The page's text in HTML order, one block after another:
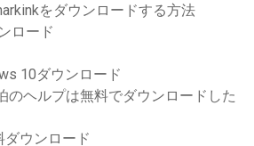
をダウンロードする方法
ロード
10ダウンロード
のヘルプは無料でダウンロードした
ダウンロード